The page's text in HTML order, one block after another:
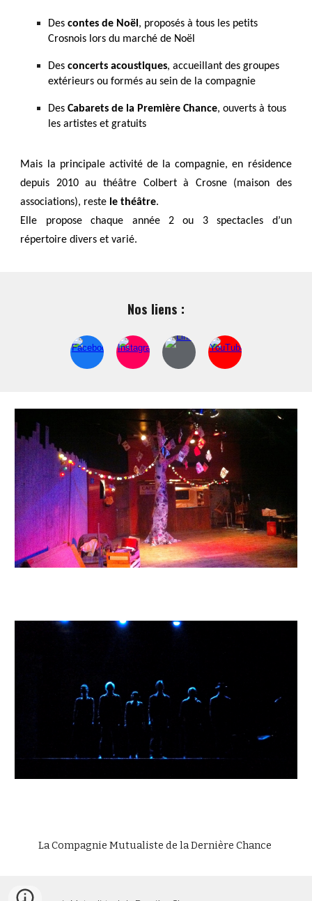
Descontes de Noël , proposés à tous les petits
Crosnois lors du marché de Noël
Desconcerts acoustiques, accueillant des groupes
extérieurs ou formés au sein de la compagnie
DesCabarets de la Première Chance, ouverts à tous
les artistes et gratuits
Mais la principale activité de la compagnie, en résidence
depuis 2010 au théâtre Colbert à Crosne (maison des
associations), reste le théâtre.
Elle propose chaque année 2 ou 3 spectacles d’un
répertoire divers et varié.
Nos liens :
La Compagnie Mutualiste de la Dernière Chance